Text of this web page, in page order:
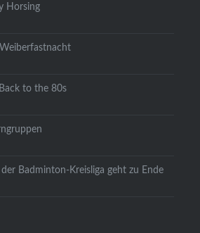
Horsing
to the 80s
Badminton-Kreisliga geht zu Ende